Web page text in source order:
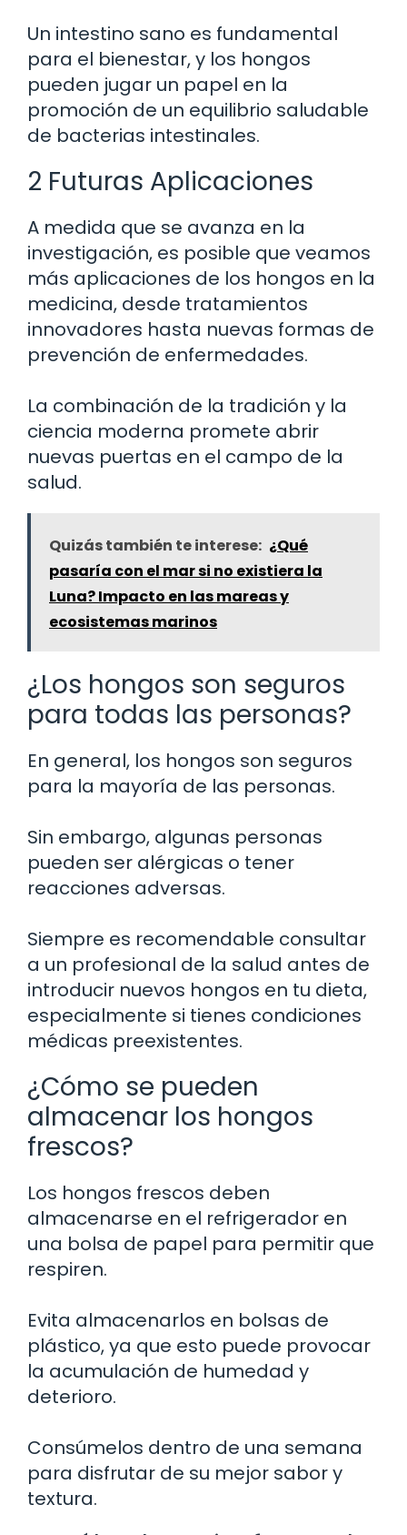
Un intestino sano es fundamental
para el bienestar, y los hongos
pueden jugar un papel en la
promoción de un equilibrio saludable
de bacterias intestinales.
2 Futuras Aplicaciones
A medida que se avanza en la
investigación, es posible que veamos
más aplicaciones de los hongos en la
medicina, desde tratamientos
innovadores hasta nuevas formas de
prevención de enfermedades.
La combinación de la tradición y la
ciencia moderna promete abrir
nuevas puertas en el campo de la
salud.
Quizás también te interese: ¿Qué
pasaría con el mar si no existiera la
Luna? Impacto en las mareas y
ecosistemas marinos
¿Los hongos son seguros
para todas las personas?
En general, los hongos son seguros
para la mayoría de las personas.
Sin embargo, algunas personas
pueden ser alérgicas o tener
reacciones adversas.
Siempre es recomendable consultar
a un profesional de la salud antes de
introducir nuevos hongos en tu dieta,
especialmente si tienes condiciones
médicas preexistentes.
¿Cómo se pueden
almacenar los hongos
frescos?
Los hongos frescos deben
almacenarse en el refrigerador en
una bolsa de papel para permitir que
respiren.
Evita almacenarlos en bolsas de
plástico, ya que esto puede provocar
la acumulación de humedad y
deterioro.
Consúmelos dentro de una semana
para disfrutar de su mejor sabor y
textura.